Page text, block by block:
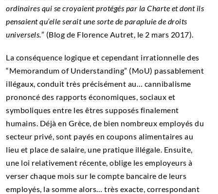
ordinaires qui se croyaient protégés par la Charte et dont ils
pensaient qu’elle serait une sorte de parapluie de droits
universels.” (Blog de Florence Autret, le 2 mars 2017).
La conséquence logique et cependant irrationnelle des
“Memorandum of Understanding” (MoU) passablement
illégaux, conduit très précisément au… cannibalisme
prononcé des rapports économiques, sociaux et
symboliques entre les êtres supposés finalement
humains. Déjà en Grèce, de bien nombreux employés du
secteur privé, sont payés en coupons alimentaires au
lieu et place de salaire, une pratique illégale. Ensuite,
une loi relativement récente, oblige les employeurs à
verser chaque mois sur le compte bancaire de leurs
employés, la somme alors… très exacte, correspondant